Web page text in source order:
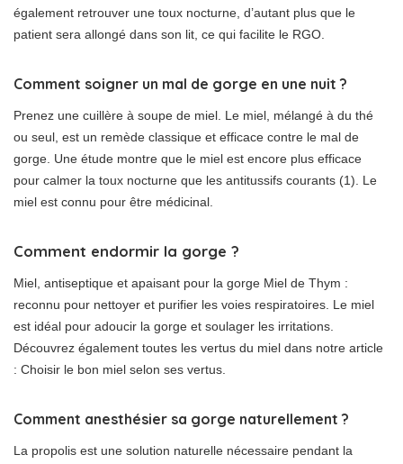
également retrouver une toux nocturne, d’autant plus que le
patient sera allongé dans son lit, ce qui facilite le RGO.
Comment soigner un mal de gorge en une nuit ?
Prenez une cuillère à soupe de miel. Le miel, mélangé à du thé
ou seul, est un remède classique et efficace contre le mal de
gorge. Une étude montre que le miel est encore plus efficace
pour calmer la toux nocturne que les antitussifs courants (1). Le
miel est connu pour être médicinal.
Comment endormir la gorge ?
Miel, antiseptique et apaisant pour la gorge Miel de Thym :
reconnu pour nettoyer et purifier les voies respiratoires. Le miel
est idéal pour adoucir la gorge et soulager les irritations.
Découvrez également toutes les vertus du miel dans notre article
: Choisir le bon miel selon ses vertus.
Comment anesthésier sa gorge naturellement ?
La propolis est une solution naturelle nécessaire pendant la